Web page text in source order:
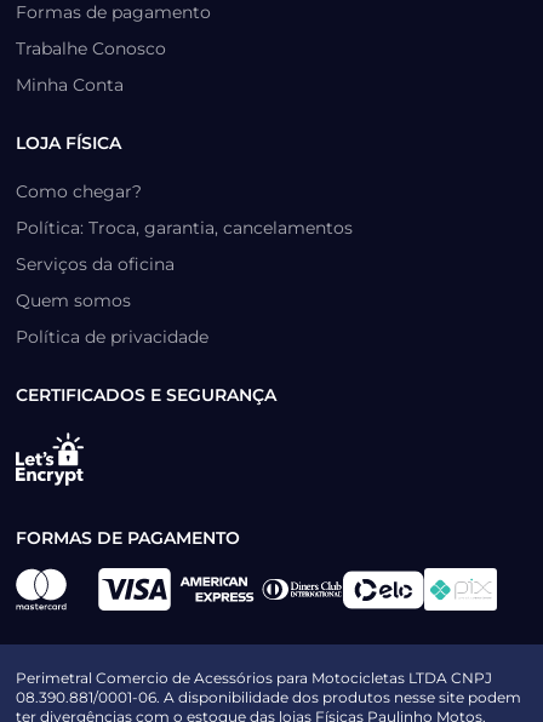
Formas de pagamento
Trabalhe Conosco
Minha Conta
LOJA FÍSICA
Como chegar?
Política: Troca, garantia, cancelamentos
Serviços da oficina
Quem somos
Política de privacidade
CERTIFICADOS E SEGURANÇA
FORMAS DE PAGAMENTO
Perimetral Comercio de Acessórios para Motocicletas LTDA CNPJ
08.390.881/0001-06. A disponibilidade dos produtos nesse site podem
ter divergências com o estoque das lojas Físicas Paulinho Motos.